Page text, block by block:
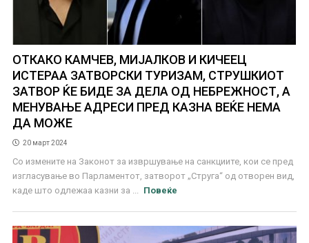
ОТКАКО КАМЧЕВ, МИЈАЛКОВ И КИЧЕЕЦ
ИСТЕРАА ЗАТВОРСКИ ТУРИЗАМ, СТРУШКИОТ
ЗАТВОР ЌЕ БИДЕ ЗА ДЕЛА ОД НЕБРЕЖНОСТ, А
МЕНУВАЊЕ АДРЕСИ ПРЕД КАЗНА ВЕЌЕ НЕМА
ДА МОЖЕ
20 март 2024
Со измените на Законот за извршување на санкциите, кои се пред
изгласување во Парламентот, затворот „Струга“ од отворен вид,
каде што одлежаа казни за ...
Повеќе